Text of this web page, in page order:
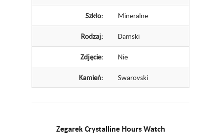
Szkło: Mineralne
Rodzaj: Damski
Zdjęcie: Nie
Kamień: Swarovski
Zegarek Crystalline Hours Watch